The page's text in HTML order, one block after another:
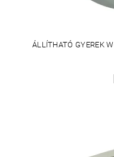
ÁLLÍTHATÓ GYEREK